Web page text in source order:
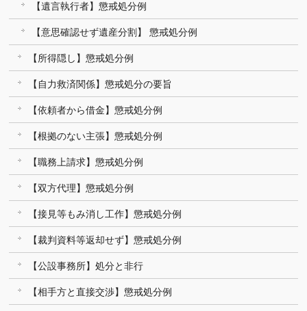
【遺言執行者】懲戒処分例
【意思確認せず遺産分割】 懲戒処分例
【所得隠し】懲戒処分例
【自力救済関係】懲戒処分の要旨
【依頼者から借金】懲戒処分例
【根拠のない主張】懲戒処分例
【職務上請求】懲戒処分例
【双方代理】懲戒処分例
【接見等もみ消し工作】懲戒処分例
【裁判資料等返却せず】懲戒処分例
【公設事務所】処分と非行
【相手方と直接交渉】懲戒処分例